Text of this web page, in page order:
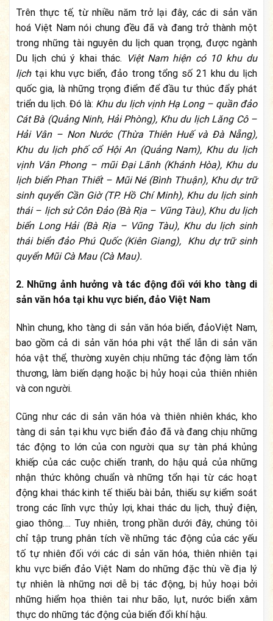
Trên thực tế, từ nhiều năm trở lại đây, các di sản văn
hoá Việt Nam nói chung đều đã và đang trở thành một
trong những tài nguyên du lịch quan trọng, được ngành
Du lịch chú ý khai thác.
Việt Nam hiện có 10 khu du
lịchtại khu vực biển, đảo trong tổng số 21 khu du lịch
quốc gia, là những trọng điểm để đầu tư thúc đẩy phát
triển du lịch. Đó là: Khu du lịch vịnh Hạ Long – quần đảo
Cát Bà (Quảng Ninh, Hải Phòng), Khu du lịch Lăng Cô –
Hải Vân – Non Nước (Thừa Thiên Huế và Đà Nẵng),
Khu du lịch phố cổ Hội An (Quảng Nam), Khu du lịch
vịnh Vân Phong – mũi Đại Lãnh (Khánh Hòa), Khu du
lịch biển Phan Thiết – Mũi Né (Bình Thuận), Khu dự trữ
sinh quyển Cần Giờ (TP. Hồ Chí Minh), Khu du lịch sinh
thái – lịch sử Côn Đảo (Bà Rịa – Vũng Tàu), Khu du lịch
biển Long Hải (Bà Rịa – Vũng Tàu), Khu du lịch sinh
thái biển đảo Phú Quốc (Kiên Giang),
Khu dự trữ sinh
quyển Mũi Cà Mau (Cà Mau).
2. Những ảnh hưởng và tác động đối với kho tàng di
sản văn hóa tại khu vực biển, đảo Việt Nam
Nhìn chung, kho tàng di sản văn hóa biển, đảoViệt Nam,
bao gồm cả di sản văn hóa phi vật thể lẫn di sản văn
hóa vật thể, thường xuyên chịu những tác động làm tổn
thương, làm biến dạng hoặc bị hủy hoại của thiên nhiên
và con người.
Cũng như các di sản văn hóa và thiên nhiên khác, kho
tàng di sản tại khu vực biển đảo đã và đang chịu những
tác động to lớn của con người qua sự tàn phá khủng
khiếp của các cuộc chiến tranh, do hậu quả của những
nhận thức không chuẩn và những tổn hại từ các hoạt
động khai thác kinh tế thiếu bài bản, thiếu sự kiểm soát
trong các lĩnh vực thủy lợi, khai thác du lịch, thuỷ điện,
giao thông…. Tuy nhiên, trong phần dưới đây, chúng tôi
chỉ tập trung phân tích về những tác động của các yếu
tố tự nhiên đối với các di sản văn hóa, thiên nhiên tại
khu vực biển đảo Việt Nam do những đặc thù về địa lý
tự nhiên là những nơi dễ bị tác động, bị hủy hoại bởi
những hiểm họa thiên tai như bão, lụt, nước biển xâm
thực do những tác động của biến đổi khí hậu.